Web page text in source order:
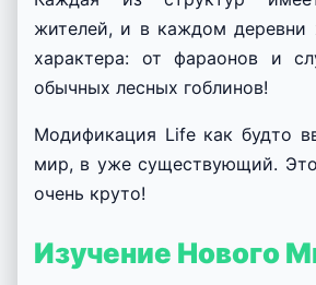
жителей, и в каждом деревни
характера: от фараонов и
обычных лесных гоблинов!
Модификация Life как будто
мир, в уже существующий. Это
очень круто!
Изучение Нового